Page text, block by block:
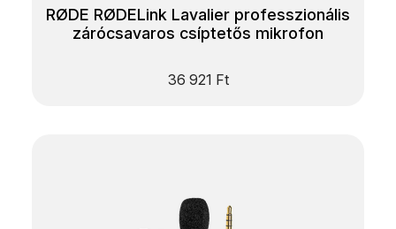
RØDE RØDELink Lavalier professzionális
zárócsavaros csíptetős mikrofon
36 921 Ft